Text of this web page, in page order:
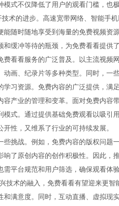
模式不仅降低了用户的观看门槛，也
术的进步。高速宽带网络、智能手
能随时随地享受到海量的免费视频资
和缓冲等待的瓶颈，为免费看看提供
费看看服务的广泛普及。以主流视频
动画、纪录片等多种类型。同时，一
学习资源。免费内容的广泛提供，满
容产业的管理和变革。面对免费内容
模式。通过提供基础免费观看以吸引
性，又维系了行业的可持续发展。
些挑战。例如，免费内容的版权问题
响了原创内容的创作积极性。因此，
需平台规范和用户筛选，确保观看体
技术的融入，免费看看有望迎来更
和满意度。同时，互动直播、虚拟现